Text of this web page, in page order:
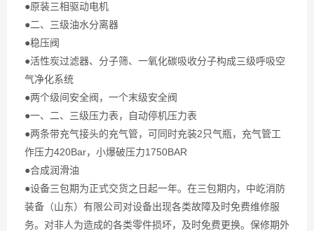
●原装三相驱动电机
●二、三级油水分离器
●稳压阀
●活性炭过滤器、分子筛、一氧化碳吸收分子构成三级呼吸空
气净化系统
●两个级间安全阀，一个末级安全阀
●一、二、三级压力表，自动停机压力表
●两条带充气接头的充气管，可同时充装2只气瓶，充气管工
作压力420Bar，小爆破压力1750BAR
●合成润滑油
●设备三包期为正式交货之日起一年。在三包期内，中屹消防
装备（山东）有限公司对设备出现各类故障及时免费维修服
务。对非人为造成的各类零件损坏，及时免费更换。保修期外